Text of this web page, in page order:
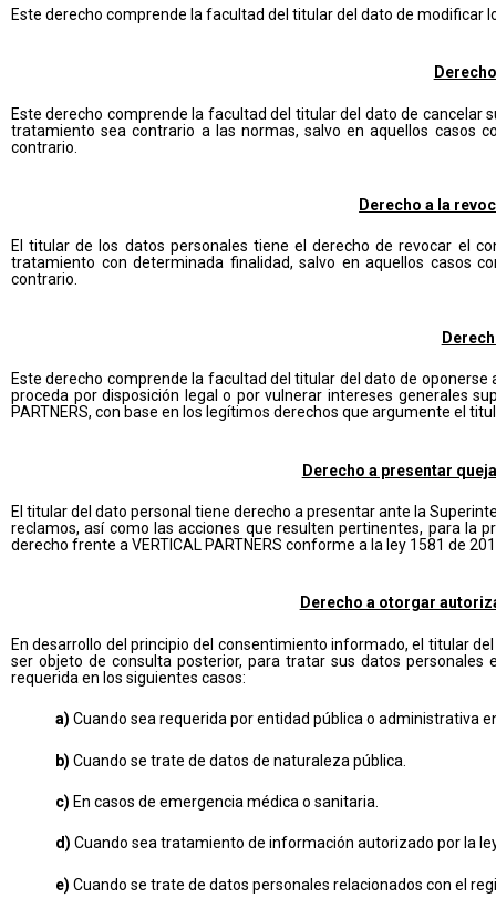
Este derecho comprende la facultad del titular del dato de
Este derecho comprende la facultad del titular del dato de cancelar
tratamiento sea contrario a las normas, salvo en aquellos casos
contrario.
Derecho a la
El titular de los datos personales tiene el derecho de revocar el
tratamiento con determinada finalidad, salvo en aquellos casos
contrario.
Este derecho comprende la facultad del titular del dato de
proceda por disposición legal o por vulnerar intereses generales
PARTNERS, con base en los legítimos derechos que argumente el
Derecho a presentar
El titular del dato personal tiene derecho a presentar ante la
reclamos, así como las acciones que resulten pertinentes, para la
derecho frente a VERTICAL PARTNERS conforme a la ley 1581 de
Derecho a otorgar
En desarrollo del principio del consentimiento informado, el titular
ser objeto de consulta posterior, para tratar sus datos personales
requerida en los siguientes casos:
a) Cuando sea requerida por entidad pública o administrativa
b) Cuando se trate de datos de naturaleza pública.
c) En casos de emergencia médica o sanitaria.
d) Cuando sea tratamiento de información autorizado por la
e) Cuando se trate de datos personales relacionados con el